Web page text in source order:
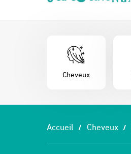
Cheveux
Accueil Cheveux